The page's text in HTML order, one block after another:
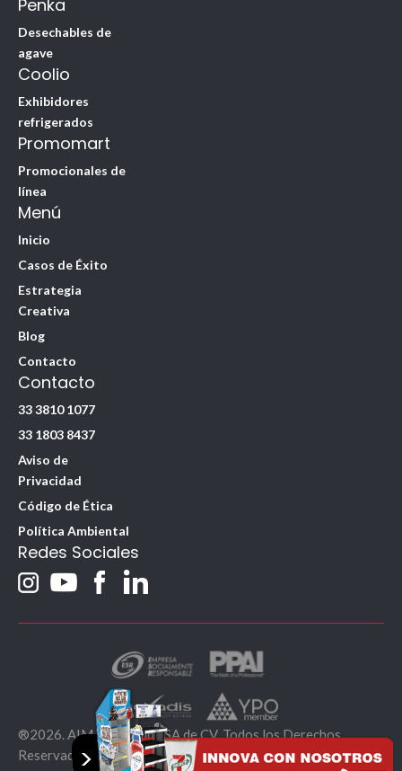
Penka
Desechables de
agave
Coolio
Exhibidores
refrigerados
Promomart
Promocionales de
línea
Menú
Inicio
Casos de Éxito
Estrategia
Creativa
Blog
Contacto
Contacto
33 3810 1077
33 1803 8437
Aviso de
Privacidad
Código de Ética
Política Ambiental
Redes Sociales
®2026. AIM Worldwide SA de CV. Todos los Derechos
Reservados
>